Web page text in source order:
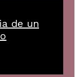
de un